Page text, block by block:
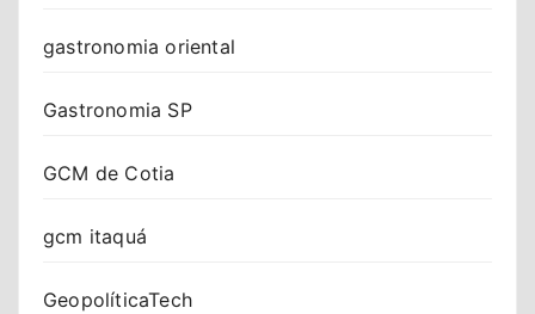
gastronomia oriental
Gastronomia SP
GCM de Cotia
gcm itaquá
GeopolíticaTech